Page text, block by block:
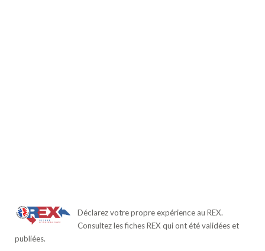
Déclarez votre propre expérience au REX.
Consultez les fiches REX qui ont été validées et
publiées.